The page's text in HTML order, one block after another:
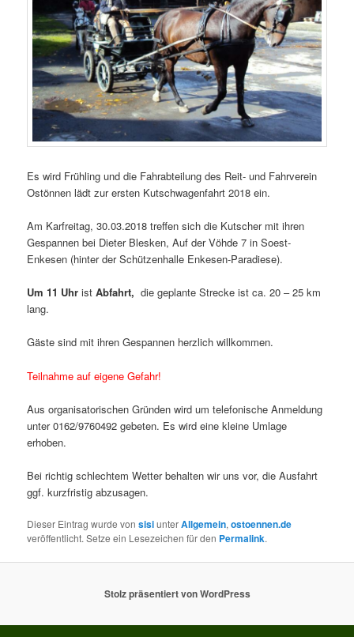
Es wird Frühling und die Fahrabteilung des Reit- und Fahrverein
Ostönnen lädt zur ersten Kutschwagenfahrt 2018 ein.
Am Karfreitag, 30.03.2018 treffen sich die Kutscher mit ihren
Gespannen bei Dieter Blesken, Auf der Vöhde 7 in Soest-
Enkesen (hinter der Schützenhalle Enkesen-Paradiese).
Um 11 Uhr istAbfahrt,die geplante Strecke ist ca. 20 – 25 km
lang.
Gäste sind mit ihren Gespannen herzlich willkommen.
Teilnahme auf eigene Gefahr!
Aus organisatorischen Gründen wird um telefonische Anmeldung
unter 0162/9760492 gebeten. Es wird eine kleine Umlage
erhoben.
Bei richtig schlechtem Wetter behalten wir uns vor, die Ausfahrt
ggf. kurzfristig abzusagen.
Dieser Eintrag wurde vonsisiunterAllgemein,ostoennen.de
veröffentlicht. Setze ein Lesezeichen für den Permalink.
Stolz präsentiert von WordPress